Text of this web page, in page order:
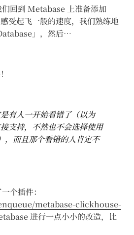
回到 Metabase 上准备添加
受起飞一般的速度，我们熟练地
」，然后…
有人一开始看错了（以为
支持，不然也不会选择使用
而且那个看错的人肯定不
个插件：
metabase-clickhouse-
进行一点小小的改造，比